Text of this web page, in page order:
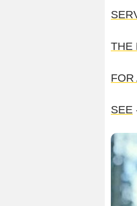
THE
FOR
SEE